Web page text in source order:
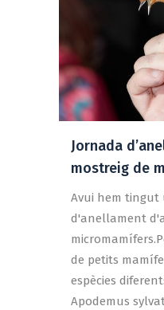
Jornada
mostreig de
Avui hem
d'anellament
de petits
espècies
Apodemus